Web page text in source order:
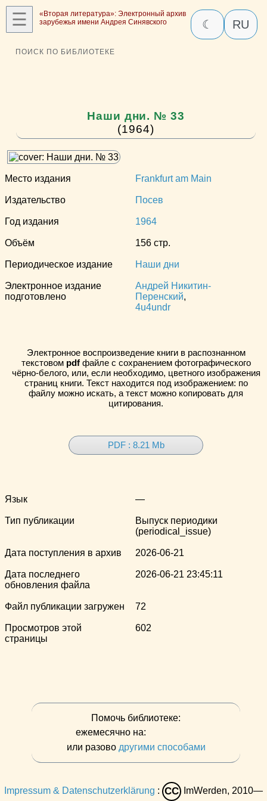
☰
«Вторая литература»: Электронный архив
зарубежья имени Андрея Синявского
☾ RU
ПОИСК ПО БИБЛИОТЕКЕ
Наши дни. № 33
(1964)
Место издания Frankfurt am Main
Издательство Посев
Год издания 1964
Объём 156 стр.
Периодическое издание Наши дни
Электронное издание
подготовлено
Андрей Никитин-
Перенский,
4u4undr
Электронное воспроизведение книги в распознанном
текстовом pdfфайле с сохранением фотографического
чёрно-белого, или, если необходимо, цветного изображения
страниц книги. Текст находится под изображением: по
файлу можно искать, а текст можно копировать для
цитирования.
PDF : 8.21 Mb
Язык —
Тип публикации
Выпуск периодики
(periodical_issue)
Дата поступления в архив 2026-06-21
Дата последнего
обновления файла
2026-06-21 23:45:11
Файл публикации загружен 72
Просмотров этой
страницы
602
Помочь библиотеке:
ежемесячно на:
или разово другими способами
Impressum & Datenschutzerklärung : CC
ImWerden, 2010—